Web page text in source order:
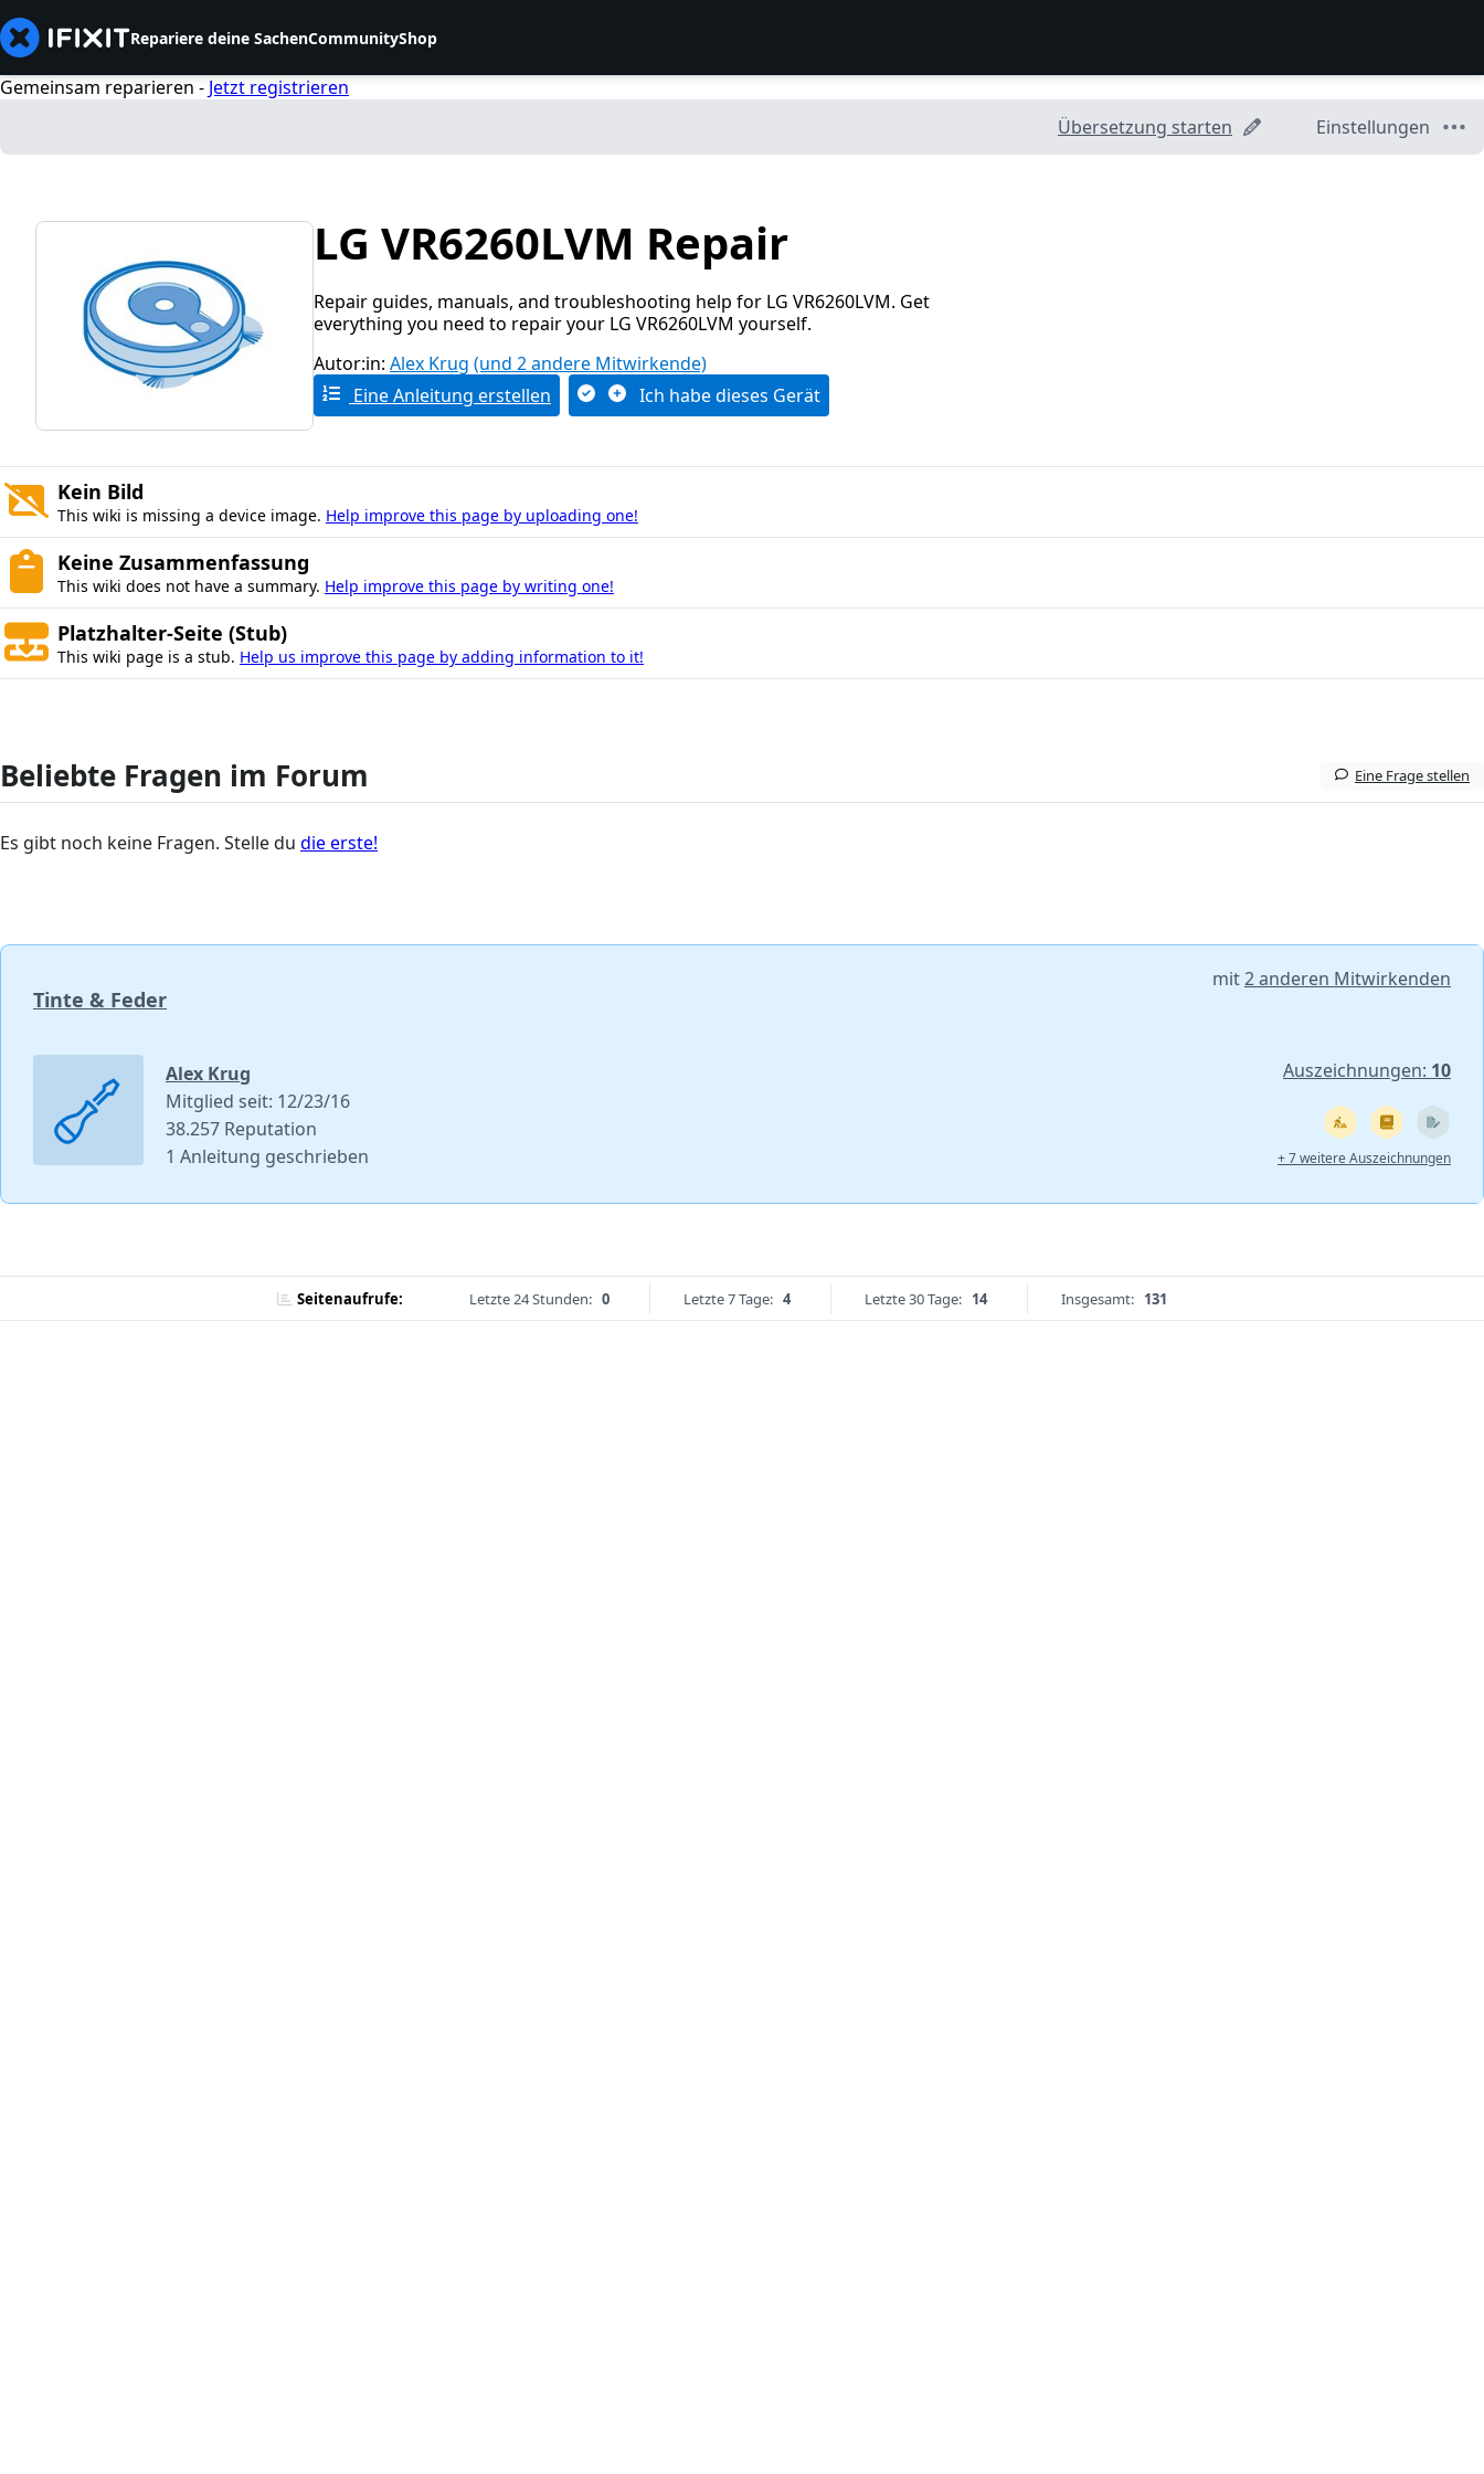
Repariere deine SachenCommunityShop
Gemeinsam reparieren - Jetzt registrieren
Übersetzung starten
Einstellungen
LG VR6260LVM Repair
Repair guides, manuals, and troubleshooting help for LG VR6260LVM. Get
everything you need to repair your LG VR6260LVM yourself.
Autor:in: Alex Krug (und 2 andere Mitwirkende)
Eine Anleitung erstellen
Ich habe dieses Gerät
Kein Bild
This wiki is missing a device image. Help improve this page by uploading one!
Keine Zusammenfassung
This wiki does not have a summary. Help improve this page by writing one!
Platzhalter-Seite (Stub)
This wiki page is a stub. Help us improve this page by adding information to it!
Beliebte Fragen im Forum Eine Frage stellen
Es gibt noch keine Fragen. Stelle du die erste!
Tinte & Feder
mit2 anderen Mitwirkenden
Alex Krug
Mitglied seit: 12/23/16
38.257 Reputation
1 Anleitung geschrieben
Auszeichnungen: 10
+ 7 weitere Auszeichnungen
Seitenaufrufe: Letzte 24 Stunden: 0 Letzte 7 Tage: 4 Letzte 30 Tage: 14 Insgesamt: 131